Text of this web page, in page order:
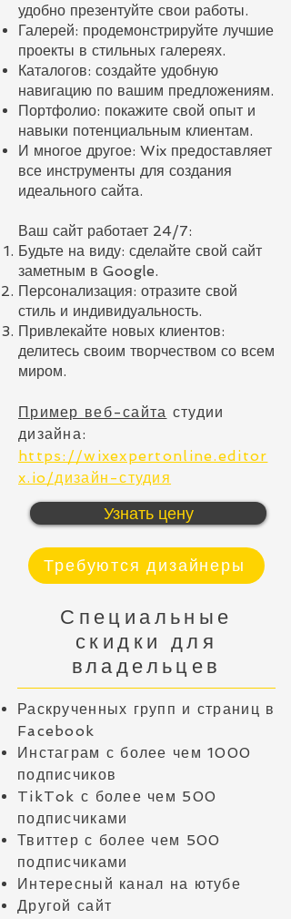
удобно презентуйте свои работы.
Галерей: продемонстрируйте лучшие
проекты в стильных галереях.
Каталогов: создайте удобную
навигацию по вашим предложениям.
Портфолио: покажите свой опыт и
навыки потенциальным клиентам.
И многое другое: Wix предоставляет
все инструменты для создания
идеального сайта.
Ваш сайт работает 24/7:
Будьте на виду: сделайте свой сайт
заметным в Google.
Персонализация: отразите свой
стиль и индивидуальность.
Привлекайте новых клиентов:
делитесь своим творчеством со всем
миром.
Пример веб-сайта студии
дизайна:
https://wixexpertonline.editor
x.io/дизайн-студия
Узнать цену
Требуются дизайнеры
Специальные
скидки для
владельцев
Раскрученных групп и страниц в
Facebook
Инстаграм с более чем 1000
подписчиков
TikTok с более чем 500
подписчиками
Твиттер с более чем 500
подписчиками
Интересный канал на ютубе
Другой сайт